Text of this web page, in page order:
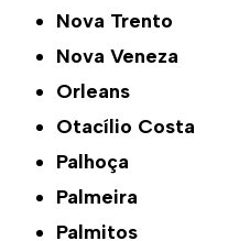
Nova Trento
Nova Veneza
Orleans
Otacílio Costa
Palhoça
Palmeira
Palmitos